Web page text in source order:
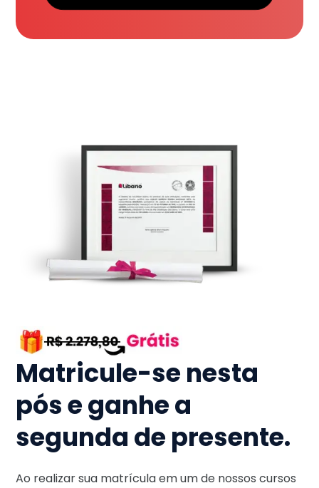
Matricule-se nesta
pós e ganhe a
segunda de presente.
Ao realizar sua matrícula em um de nossos cursos